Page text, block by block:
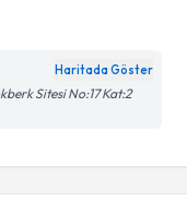
Haritada Göster
Sitesi No:17 Kat:2